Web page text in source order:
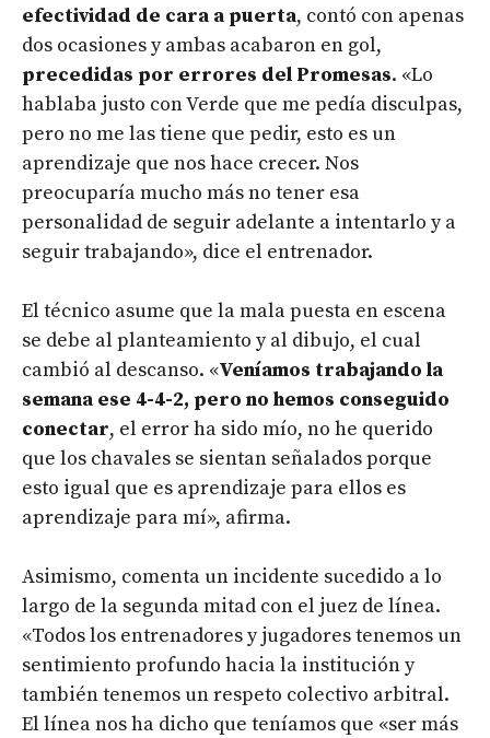
efectividad de cara a puerta, contó con apenas
dos ocasiones y ambas acabaron en gol,
precedidas por errores del Promesas. «Lo
hablaba justo con Verde que me pedía disculpas,
pero no me las tiene que pedir, esto es un
aprendizaje que nos hace crecer. Nos
preocuparía mucho más no tener esa
personalidad de seguir adelante a intentarlo y a
seguir trabajando», dice el entrenador.
El técnico asume que la mala puesta en escena
se debe al planteamiento y al dibujo, el cual
cambió al descanso. «Veníamos trabajando la
semana ese 4-4-2, pero no hemos conseguido
conectar, el error ha sido mío, no he querido
que los chavales se sientan señalados porque
esto igual que es aprendizaje para ellos es
aprendizaje para mí», afirma.
Asimismo, comenta un incidente sucedido a lo
largo de la segunda mitad con el juez de línea.
«Todos los entrenadores y jugadores tenemos un
sentimiento profundo hacia la institución y
también tenemos un respeto colectivo arbitral.
El línea nos ha dicho que teníamos que «ser más